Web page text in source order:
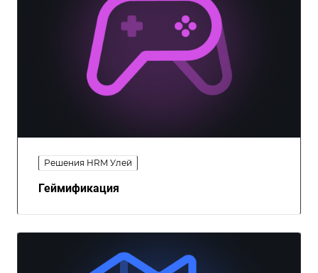
Решения HRM Улей
Геймификация